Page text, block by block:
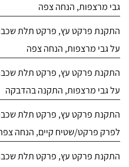
גבי מרצפות, הנחה צפה
התקנת פרקט עץ, פרקט תלת
על גבי מרצפות, הנחה צפה
התקנת פרקט עץ, פרקט תלת
על גבי מרצפות, התקנה בהדבקה
התקנת פרקט עץ, פרקט תלת
לפרק פרקט/שטיח קיים, הנחה
התקנת פרקט עץ, פרקט תלת